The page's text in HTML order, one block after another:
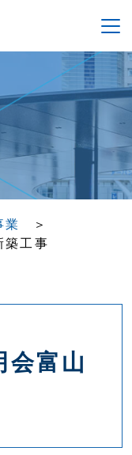
業
築工事
会富山